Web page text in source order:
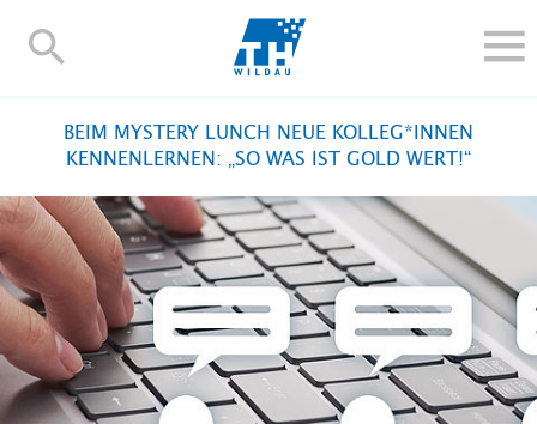
TH-
IM STUDIUM
FORSCHUNG UND TRANSFER
ALUMNI
HOCHSCHULE
INTERNATIONAL
BESCHÄFTIGTE
Blogs Kontakt und Anfahrt Webmail Moodle
BEIM MYSTERY LUNCH NEUE KOLLEG*INNEN
KENNENLERNEN: „SO WAS IST GOLD WERT!“